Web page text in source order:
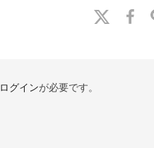
ログインが必要です。